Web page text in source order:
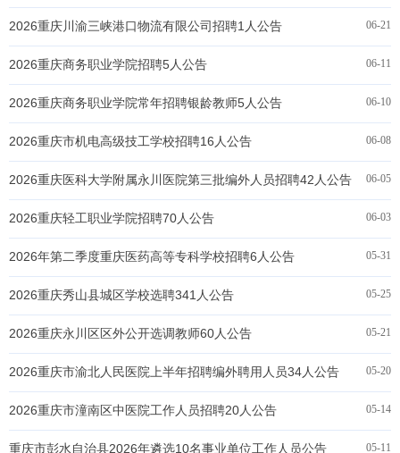
06-21
2026重庆川渝三峡港口物流有限公司招聘1人公告
06-11
2026重庆商务职业学院招聘5人公告
06-10
2026重庆商务职业学院常年招聘银龄教师5人公告
06-08
2026重庆市机电高级技工学校招聘16人公告
06-05
2026重庆医科大学附属永川医院第三批编外人员招聘42人公告
06-03
2026重庆轻工职业学院招聘70人公告
05-31
2026年第二季度重庆医药高等专科学校招聘6人公告
05-25
2026重庆秀山县城区学校选聘341人公告
05-21
2026重庆永川区区外公开选调教师60人公告
05-20
2026重庆市渝北人民医院上半年招聘编外聘用人员34人公告
05-14
2026重庆市潼南区中医院工作人员招聘20人公告
05-11
重庆市彭水自治县2026年遴选10名事业单位工作人员公告